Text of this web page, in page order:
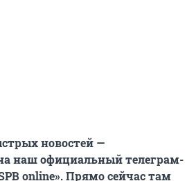
новостей —
наш официальный телеграм-
online». Прямо сейчас там